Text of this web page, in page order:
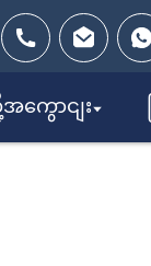
ကွောငျး